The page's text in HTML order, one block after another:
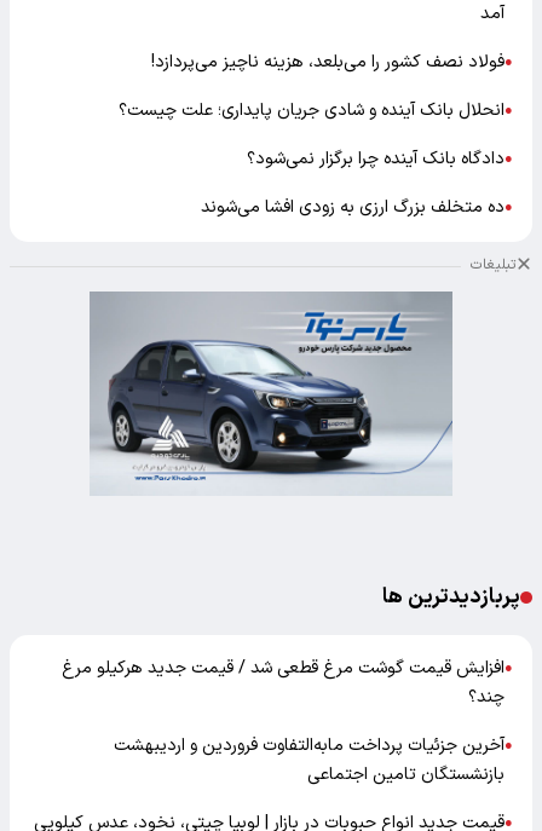
آمد
●فولاد نصف کشور را می‌بلعد، هزینه ناچیز می‌پردازد!
●انحلال بانک آینده و شادی جریان پایداری؛ علت چیست؟
●دادگاه بانک آینده چرا برگزار نمی‌شود؟
●ده متخلف بزرگ ارزی به زودی افشا می‌شوند
تبلیغات
پربازدیدترین ها
●افزایش قیمت گوشت مرغ قطعی شد / قیمت جدید هرکیلو مرغ
چند؟
●آخرین جزئیات پرداخت مابه‌التفاوت فروردین و اردیبهشت
بازنشستگان تامین اجتماعی
●قیمت جدید انواع حبوبات در بازار | لوبیا چیتی، نخود، عدس کیلویی